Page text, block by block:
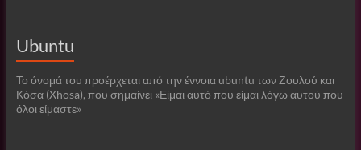
Ubuntu
Το όνομά του προέρχεται από την έννοια ubuntu των Ζουλού και
Κόσα (Xhosa), που σημαίνει «Είμαι αυτό που είμαι λόγω αυτού που
όλοι είμαστε»